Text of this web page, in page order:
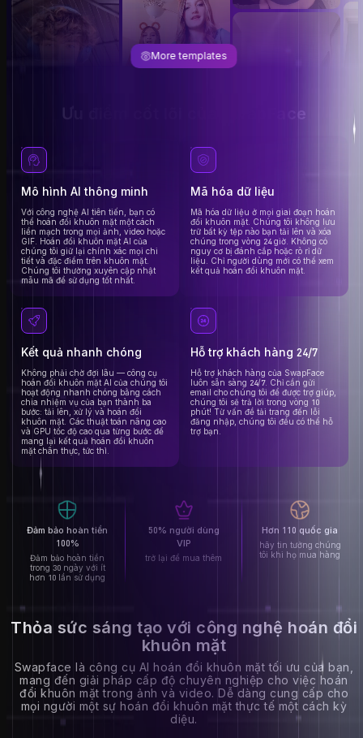
More templates
Ưu điểm cốt lõi của SwapFace
Mô hình AI thông minh
Với công nghệ AI tiên tiến, bạn có
thể hoán đổi khuôn mặt một cách
liền mạch trong mọi ảnh, video hoặc
GIF. Hoán đổi khuôn mặt AI của
chúng tôi giữ lại chính xác mọi chi
tiết và đặc điểm trên khuôn mặt.
Chúng tôi thường xuyên cập nhật
mẫu mã để sử dụng tốt nhất.
Mã hóa dữ liệu
Mã hóa dữ liệu ở mọi giai đoạn hoán
đổi khuôn mặt. Chúng tôi không lưu
trữ bất kỳ tệp nào bạn tải lên và xóa
chúng trong vòng 24 giờ. Không có
nguy cơ bị đánh cắp hoặc rò rỉ dữ
liệu. Chỉ người dùng mới có thể xem
kết quả hoán đổi khuôn mặt.
Kết quả nhanh chóng
Không phải chờ đợi lâu — công cụ
hoán đổi khuôn mặt AI của chúng tôi
hoạt động nhanh chóng bằng cách
chia nhiệm vụ của bạn thành ba
bước: tải lên, xử lý và hoán đổi
khuôn mặt. Các thuật toán nâng cao
và GPU tốc độ cao qua từng bước để
mang lại kết quả hoán đổi khuôn
mặt chân thực, tức thì.
Hỗ trợ khách hàng 24/7
Hỗ trợ khách hàng của SwapFace
luôn sẵn sàng 24/7. Chỉ cần gửi
email cho chúng tôi để được trợ giúp,
chúng tôi sẽ trả lời trong vòng 10
phút! Từ vấn đề tải trang đến lỗi
đăng nhập, chúng tôi đều có thể hỗ
trợ bạn.
Đảm bảo hoàn tiền
100%
Đảm bảo hoàn tiền
trong 30 ngày với ít
hơn 10 lần sử dụng
50% người dùng
VIP
trở lại để mua thêm
Hơn 110 quốc gia
hãy tin tưởng chúng
tôi khi họ mua hàng
Thỏa sức sáng tạo với công nghệ hoán đổi
khuôn mặt
Swapface là công cụ AI hoán đổi khuôn mặt tối ưu của bạn,
mang đến giải pháp cấp độ chuyên nghiệp cho việc hoán
đổi khuôn mặt trong ảnh và video. Dễ dàng cung cấp cho
mọi người một sự hoán đổi khuôn mặt thực tế một cách kỳ
diệu.